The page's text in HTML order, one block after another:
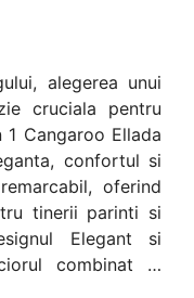
alegerea unui
cruciala pentru
Cangaroo Ellada
confortul si
oferind
tinerii parinti si
Elegant si
combinat …